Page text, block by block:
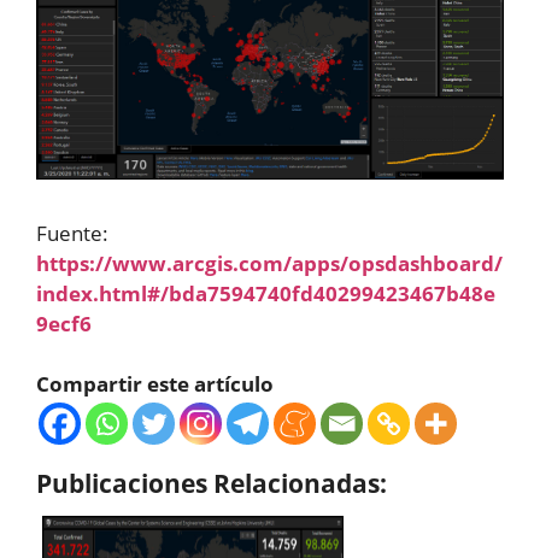
Fuente:
https://www.arcgis.com/apps/opsdashboard/
index.html#/bda7594740fd40299423467b48e
9ecf6
Compartir este artículo
Publicaciones Relacionadas: